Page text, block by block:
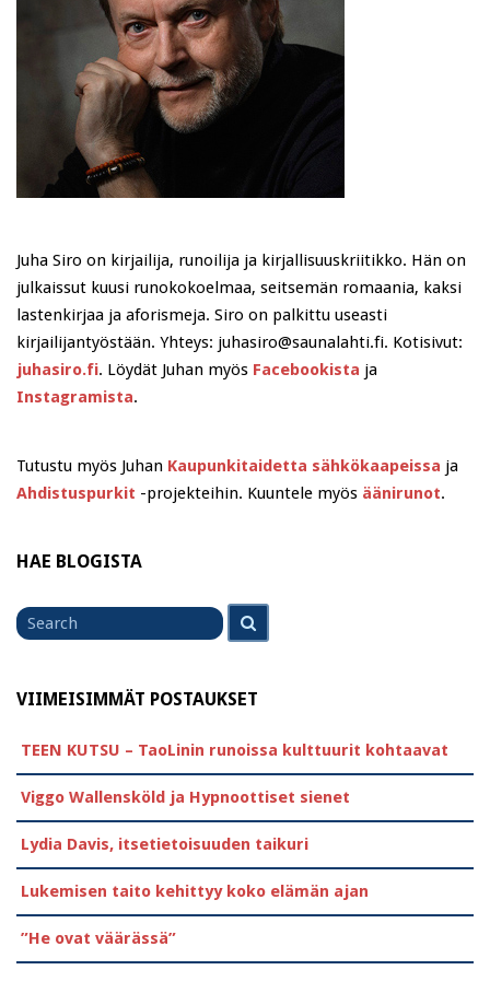
Juha Siro on kirjailija, runoilija ja kirjallisuuskriitikko. Hän on
julkaissut kuusi runokokoelmaa, seitsemän romaania, kaksi
lastenkirjaa ja aforismeja. Siro on palkittu useasti
kirjailijantyöstään. Yhteys: juhasiro@saunalahti.fi. Kotisivut:
juhasiro.fi. Löydät Juhan myös Facebookista ja
Instagramista.
Tutustu myös Juhan Kaupunkitaidetta sähkökaapeissa ja
Ahdistuspurkit -projekteihin. Kuuntele myös äänirunot.
HAE BLOGISTA
Search
for
VIIMEISIMMÄT POSTAUKSET
TEEN KUTSU – TaoLinin runoissa kulttuurit kohtaavat
Viggo Wallensköld ja Hypnoottiset sienet
Lydia Davis, itsetietoisuuden taikuri
Lukemisen taito kehittyy koko elämän ajan
”He ovat väärässä”